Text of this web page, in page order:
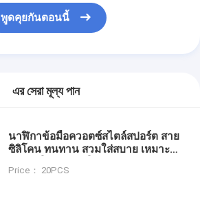
พูดคุยกันตอนนี้
এর সেরা মূল্য পান
นาฬิกาข้อมือควอตซ์สไตล์สปอร์ต สาย
ซิลิโคน ทนทาน สวมใส่สบาย เหมาะ
กิจกรรมกลางแจ้ง
Price： 20PCS